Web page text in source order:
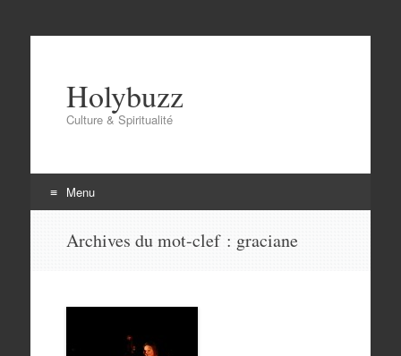
Holybuzz
Culture & Spiritualité
Menu
Archives du mot-clef : graciane